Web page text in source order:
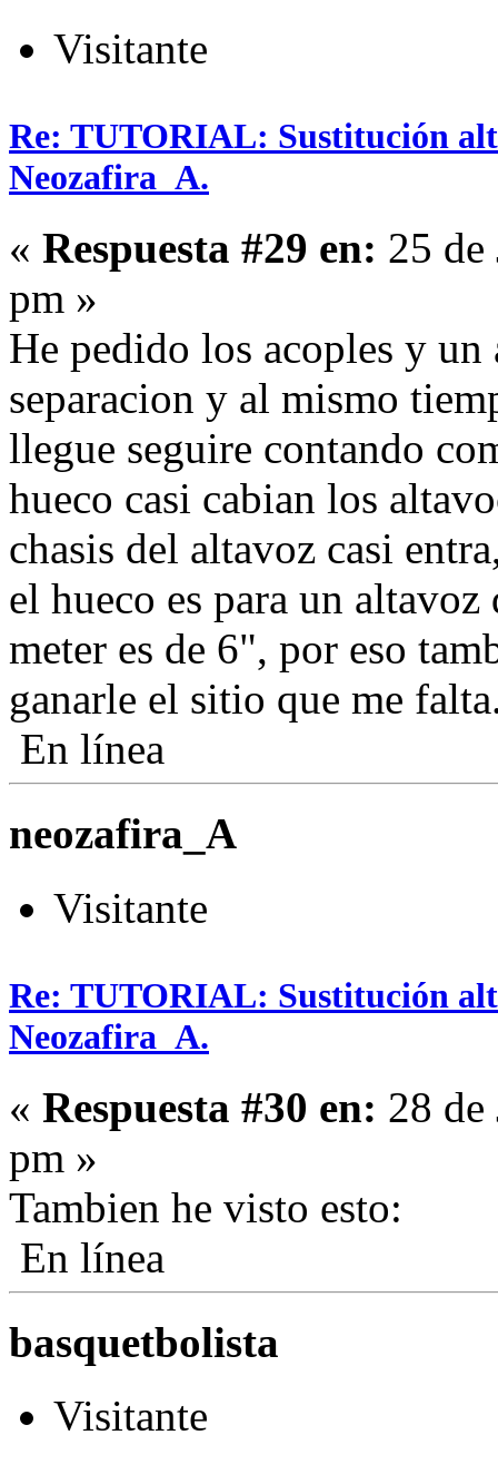
Visitante
Re: TUTORIAL: Sustitución
Neozafira_A.
« Respuesta #29 en: 25
pm »
He pedido los acoples y
separacion y al mismo
llegue seguire contando
hueco casi cabian los
chasis del altavoz casi
el hueco es para un
meter es de 6", por eso
ganarle el sitio que me
En línea
neozafira_A
Visitante
Re: TUTORIAL: Sustitución
Neozafira_A.
« Respuesta #30 en: 28
pm »
Tambien he visto esto:
En línea
basquetbolista
Visitante